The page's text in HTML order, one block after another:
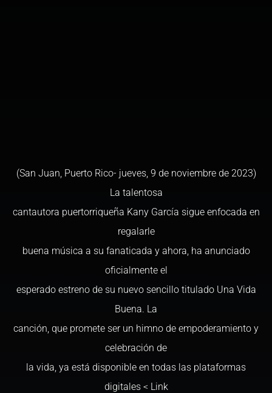
(San Juan, Puerto Rico- jueves, 9 de noviembre de 2023)
La talentosa
cantautora puertorriqueña Kany García sigue enfocada en
regalarle
buena música a su fanaticada y ahora, ha anunciado
oficialmente el
esperado estreno de su nuevo sencillo titulado Una Vida
Buena. La
canción, que promete ser un himno de empoderamiento y
celebración de
la vida, ya está disponible en todas las plataformas
digitales < Link